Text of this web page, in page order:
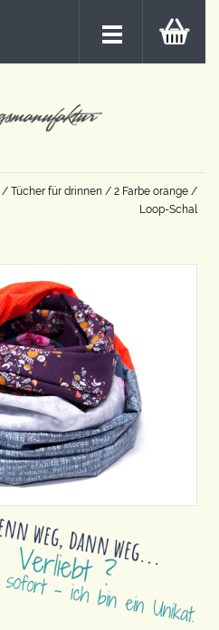
/ Tücher für drinnen / 2 Farbe orange /
Loop-Schal